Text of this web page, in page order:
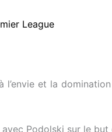
et la
Podolski sur le but